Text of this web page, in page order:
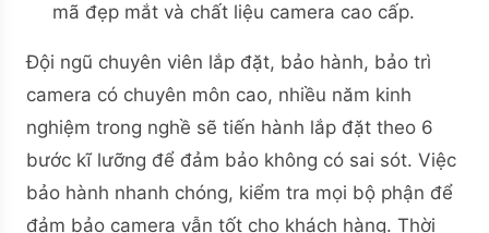
mã đẹp mắt và chất liệu camera cao cấp.
Đội ngũ chuyên viên lắp đặt, bảo hành, bảo trì
camera có chuyên môn cao, nhiều năm kinh
nghiệm trong nghề sẽ tiến hành lắp đặt theo 6
bước kĩ lưỡng để đảm bảo không có sai sót. Việc
bảo hành nhanh chóng, kiểm tra mọi bộ phận để
đảm bảo camera vẫn tốt cho khách hàng. Thời